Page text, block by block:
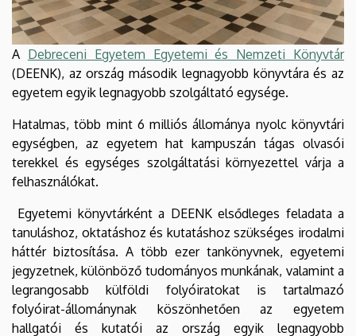
A Debreceni Egyetem Egyetemi és Nemzeti Könyvtár
(DEENK), az ország második legnagyobb könyvtára és az
egyetem egyik legnagyobb szolgáltató egysége.
Hatalmas, több mint 6 milliós állománya nyolc könyvtári
egységben, az egyetem hat kampuszán tágas olvasói
terekkel és egységes szolgáltatási környezettel várja a
felhasználókat.
Egyetemi könyvtárként a DEENK elsődleges feladata a
tanuláshoz, oktatáshoz és kutatáshoz szükséges irodalmi
háttér biztosítása. A több ezer tankönyvnek, egyetemi
jegyzetnek, különböző tudományos munkának, valamint a
legrangosabb külföldi folyóiratokat is tartalmazó
folyóirat-állománynak köszönhetően az egyetem
hallgatói és kutatói az ország egyik legnagyobb